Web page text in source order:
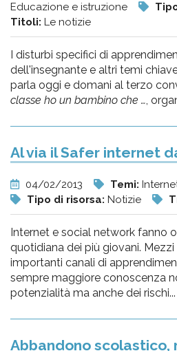
Educazione e istruzione
Titoli: Le notizie
I disturbi specifici di
dell'insegnante e altri temi
parla oggi e domani al terzo
classe ho un bambino che …,
Al via il Safer internet
04/02/2013 Temi:
Tipo di risorsa: Notizie
Internet e social network fanno
quotidiana dei più giovani.
importanti canali di
sempre maggiore conoscenza
potenzialità ma anche dei rischi...
Abbandono scolastico,